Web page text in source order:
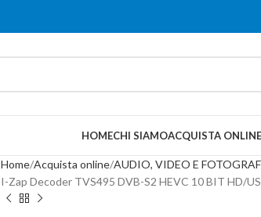
HOMECHI SIAMOACQUISTA ONLINE
Home Acquista online AUDIO, VIDEO E
I-Zap Decoder TVS495 DVB-S2 HEVC 10 BIT HD/